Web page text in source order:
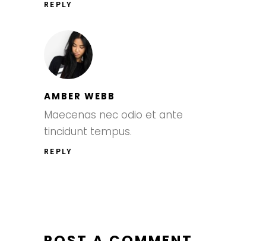
REPLY
AMBER WEBB
Maecenas nec odio et ante
tincidunt tempus.
REPLY